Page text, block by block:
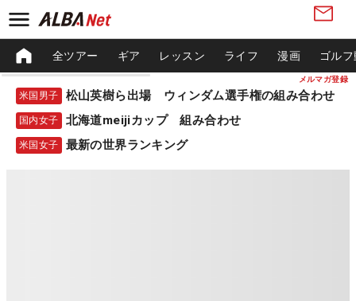
メルマガ登録
全ツアー ギア レッスン ライフ 漫画 ゴル
米国男子 松山英樹ら出場 ウィンダム選手権の組み合わせ
国内女子 北海道meijiカップ 組み合わせ
米国女子 最新の世界ランキング